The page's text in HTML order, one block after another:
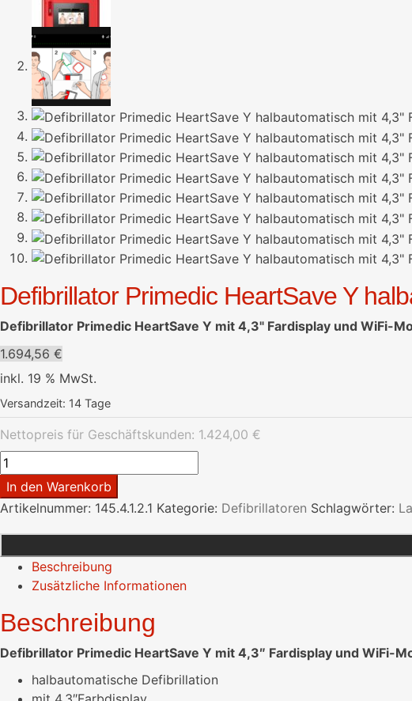
Defibrillator Primedic HeartSave Y
Defibrillator Primedic HeartSave Y mit 4,3" Fardisplay und WiFi-
1.694,56 €
inkl. 19 % MwSt.
Versandzeit: 14 Tage
Nettopreis für Geschäftskunden: 1.424,00 €
Defibrillator
Primedic
HeartSave
Y
halbautomatisch
mit
4,3"
Fardisplay
und
WiFi-
Modul
In den Warenkorb
Artikelnummer: 145.4.1.2.1 Kategorie: Defibrillatoren Schlagwörter:
Beschreibung
Zusätzliche Informationen
Beschreibung
Defibrillator Primedic HeartSave Y mit 4,3″ Fardisplay und WiFi-
halbautomatische Defibrillation